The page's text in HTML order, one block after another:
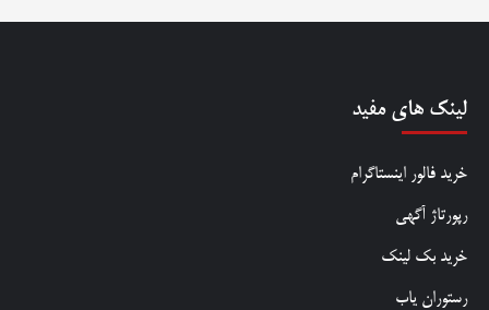
لینک های مفید
خرید فالور اینستاگرام
رپورتاژ آگهی
خرید بک لینک
رستوران یاب